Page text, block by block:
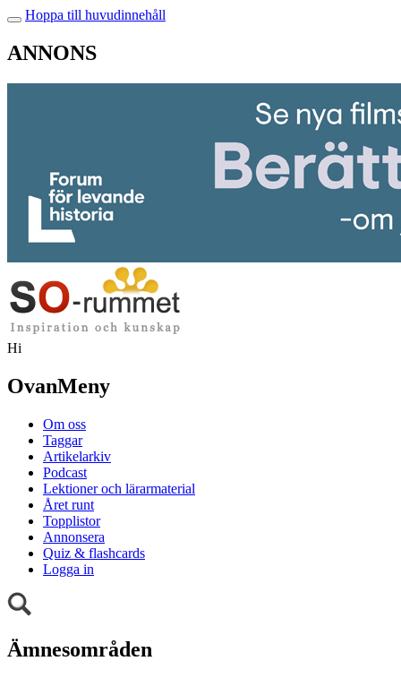
Hoppa till huvudinnehåll
ANNONS
Hi
OvanMeny
Om oss
Taggar
Artikelarkiv
Podcast
Lektioner och lärarmaterial
Året runt
Topplistor
Annonsera
Quiz & flashcards
Logga in
Ämnesområden